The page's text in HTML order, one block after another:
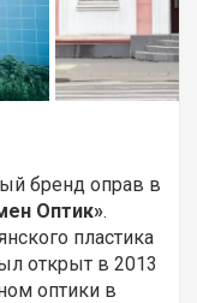
бренд оправ в
Оптик».
пластика
открыт в 2013
оптики в